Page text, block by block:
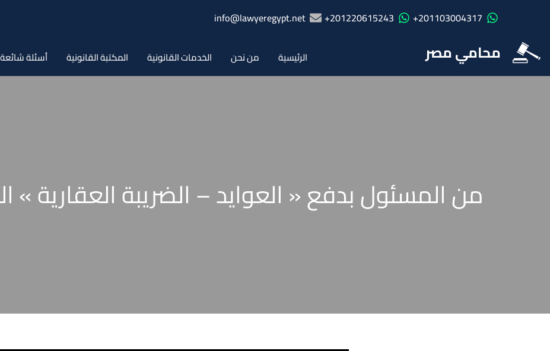
201103004317+
201220615243+
info@lawyeregypt.net
محامي مصر الرئيسية من نحن الخدمات القانونية المكتبة القانونية أسئلة شائعة
من المسئول بدفع « العوايد – الضريبة العقارية »